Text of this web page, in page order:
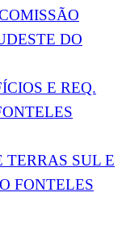
DO
E REQ.
TERRAS SUL E
FONTELES